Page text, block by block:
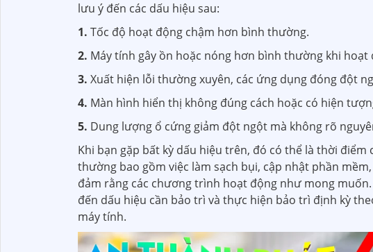
lưu ý đến các dấu hiệu sau:
1. Tốc độ hoạt động chậm hơn bình thường.
2. Máy tính gây ồn hoặc nóng hơn bình thường khi hoạt
3. Xuất hiện lỗi thường xuyên, các ứng dụng đóng đột
4. Màn hình hiển thị không đúng cách hoặc có hiện
5. Dung lượng ổ cứng giảm đột ngột mà không rõ
Khi bạn gặp bất kỳ dấu hiệu trên, đó có thể là thời
thường bao gồm việc làm sạch bụi, cập nhật phần
đảm rằng các chương trình hoạt động như mong
đến dấu hiệu cần bảo trì và thực hiện bảo trì định kỳ
máy tính.